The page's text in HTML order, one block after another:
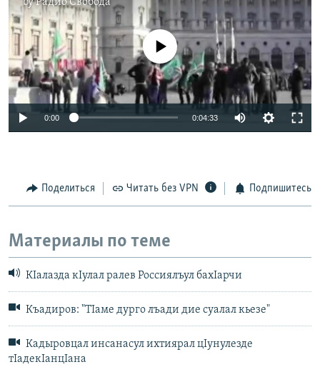
byРадио Свобода
No media source currently available
0:00 0:04:33
Поделиться Читать без VPN Подпишитесь
Материалы по теме
КIалазда кIулал ралев Россиялъул бахIарчи
Къадиров: "ТIаме дурго лъади дие суалал кьезе"
Кадыровцал инсанасул ихтиярал цIунулезде
тIадекIанцIана